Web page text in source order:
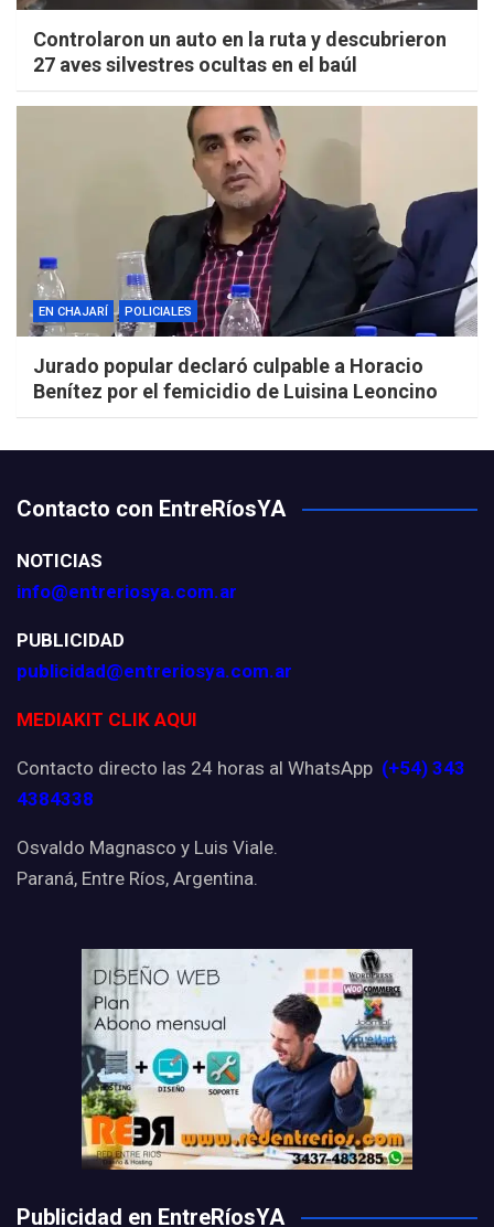
Controlaron un auto en la ruta y descubrieron
27 aves silvestres ocultas en el baúl
EN CHAJARÍ POLICIALES
Jurado popular declaró culpable a Horacio
Benítez por el femicidio de Luisina Leoncino
Contacto con EntreRíosYA
NOTICIAS
info@entreriosya.com.ar
PUBLICIDAD
publicidad@entreriosya.com.ar
MEDIAKIT CLIK AQUI
Contacto directo las 24 horas al WhatsApp (+54) 343
4384338
Osvaldo Magnasco y Luis Viale.
Paraná, Entre Ríos, Argentina.
Publicidad en EntreRíosYA